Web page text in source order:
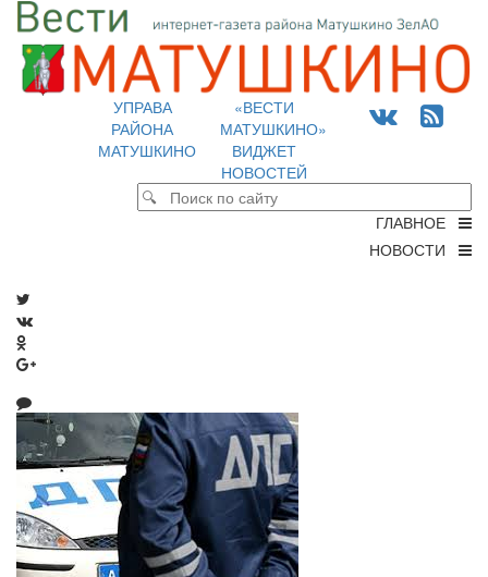
УПРАВА
РАЙОНА
МАТУШКИНО
«ВЕСТИ
МАТУШКИНО»
ВИДЖЕТ
НОВОСТЕЙ
ГЛАВНОЕ
НОВОСТИ